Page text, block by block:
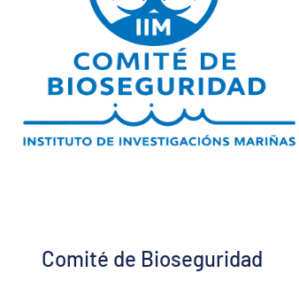
Comité de Bioseguridad